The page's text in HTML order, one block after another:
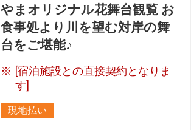
やまオリジナル花舞台観覧 お
食事処より川を望む対岸の舞
台をご堪能♪
[宿泊施設との直接契約となりま
す]
現地払い